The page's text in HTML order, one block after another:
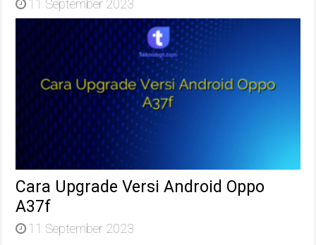
11 September 2023
Cara Upgrade Versi Android Oppo
A37f
11 September 2023